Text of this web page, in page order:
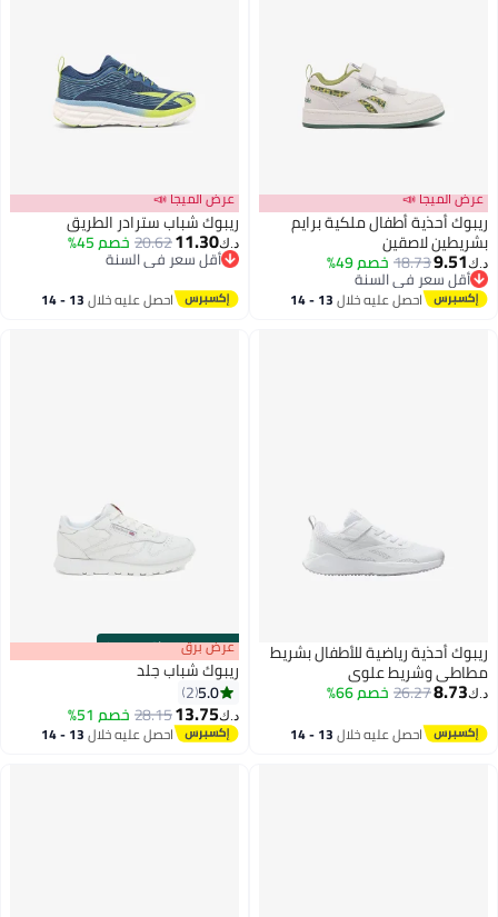
عرض الميجا 📣
ريبوك أحذية أطفال ملكية برايم
بشريطين لاصقين
د.ك‏9.51
18.73خصم 49%
أقل سعر في السنة
أقل سعر في السنة
احصل عليه خلال 13 - 14
عرض الميجا 📣
ريبوك شباب سترادر الطريق
د.ك‏11.30
20.62خصم 45%
أقل سعر في السنة
احصل عليه خلال 13 - 14
ريبوك أحذية رياضية للأطفال بشريط
مطاطي وشريط علوي
د.ك‏8.73
26.27خصم 66%
احصل عليه خلال 13 - 14
00m:00s
·باقي 100% عرض برق
ريبوك شباب جلد
5.0
2
د.ك‏13.75
28.15خصم 51%
احصل عليه خلال 13 - 14